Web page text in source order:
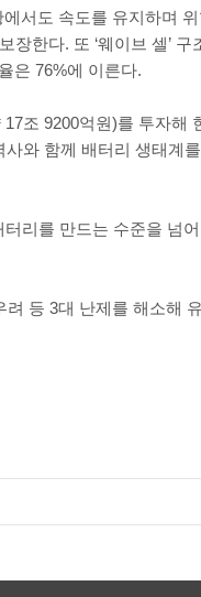
서도 속도를 유지하며
한다. 또 ‘웨이브 셀’ 구
은 76%에 이른다.
조 9200억원)를 투자해
와 함께 배터리 생태계
리를 만드는 수준을 넘
등 3대 난제를 해소해